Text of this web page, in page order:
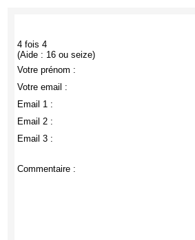
4 fois 4
(Aide : 16 ou seize)
Votre prénom :
Votre email :
Email 1 :
Email 2 :
Email 3 :
Commentaire :